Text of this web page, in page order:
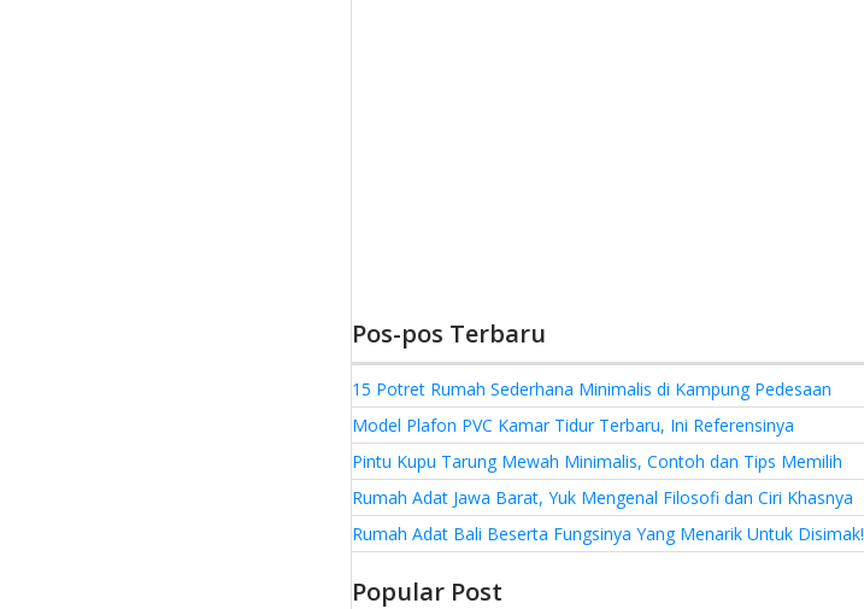
Pos-pos Terbaru
15 Potret Rumah Sederhana Minimalis di Kampung Pedesaan
Model Plafon PVC Kamar Tidur Terbaru, Ini Referensinya
Pintu Kupu Tarung Mewah Minimalis, Contoh dan Tips Memilih
Rumah Adat Jawa Barat, Yuk Mengenal Filosofi dan Ciri Khasnya
Rumah Adat Bali Beserta Fungsinya Yang Menarik Untuk Disimak!
Popular Post